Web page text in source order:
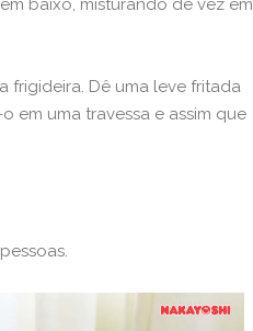
baixo, misturando de vez em
frigideira. Dê uma leve fritada
em uma travessa e assim que